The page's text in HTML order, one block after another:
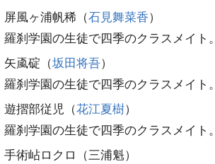
屏風ヶ浦帆稀（石見舞菜香）
羅刹学園の生徒で四季のクラスメイト。
矢颪碇（坂田将吾）
羅刹学園の生徒で四季のクラスメイト。
遊摺部従児（花江夏樹）
羅刹学園の生徒で四季のクラスメイト。
手術岾ロクロ（三浦魁）